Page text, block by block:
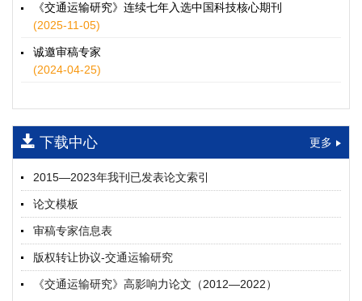
童亮, 袁裕鹏, 袁成清, 唐道贵, 钟晓晖, 严新平
2026, 12(3): 125-136.
9931.2026.03.010
摘要 (29 ) HTML
师瑞峰, 程龙飞, 张凌志, 王亚彬, 刘状壮
2026, 12(3): 137-150.https://doi.org/10.16503/j.cnki.2095-
9931.2026.03.011
摘要 (14) HTML(13)
基于TimeXer模型的高速公路服务区充电负荷预测
孙偲赫, 宋国华, 朱子俊, 范鹏飞, 石莹
2026, 12(3): 151-162.
9931.2026.03.012
摘要 (19) HTML(19)
多层能源供给网络下高速公路系统韧性提升方法
《交通运输研究》连续七年入选中国科技核心期刊
(2025-11-05)
诚邀审稿专家
(2024-04-25)
下载中心 更多
2015—2023年我刊已发表论文索引
论文模板
审稿专家信息表
版权转让协议-交通运输研究
《交通运输研究》高影响力论文（2012—2022）